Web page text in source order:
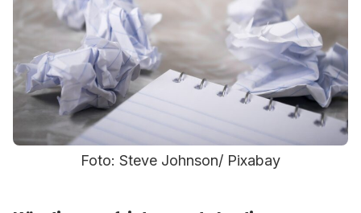
Foto: Steve Johnson/ Pixabay